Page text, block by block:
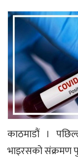
काठमाडौं ।
भाइरसको संक्रमण